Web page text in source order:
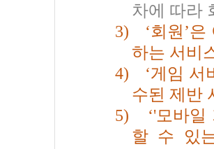
차에 따라
3)
‘회원 ’은
하는 서비
4)
‘게임 서
수된 제반
5)
‘'모바일
할 수 있